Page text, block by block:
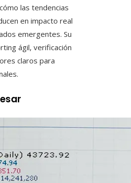
las tendencias
en impacto real
emergentes. Su
ágil, verificación
claros para